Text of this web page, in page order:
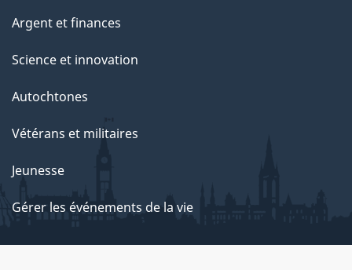
Argent et finances
Science et innovation
Autochtones
Vétérans et militaires
Jeunesse
Gérer les événements de la vie